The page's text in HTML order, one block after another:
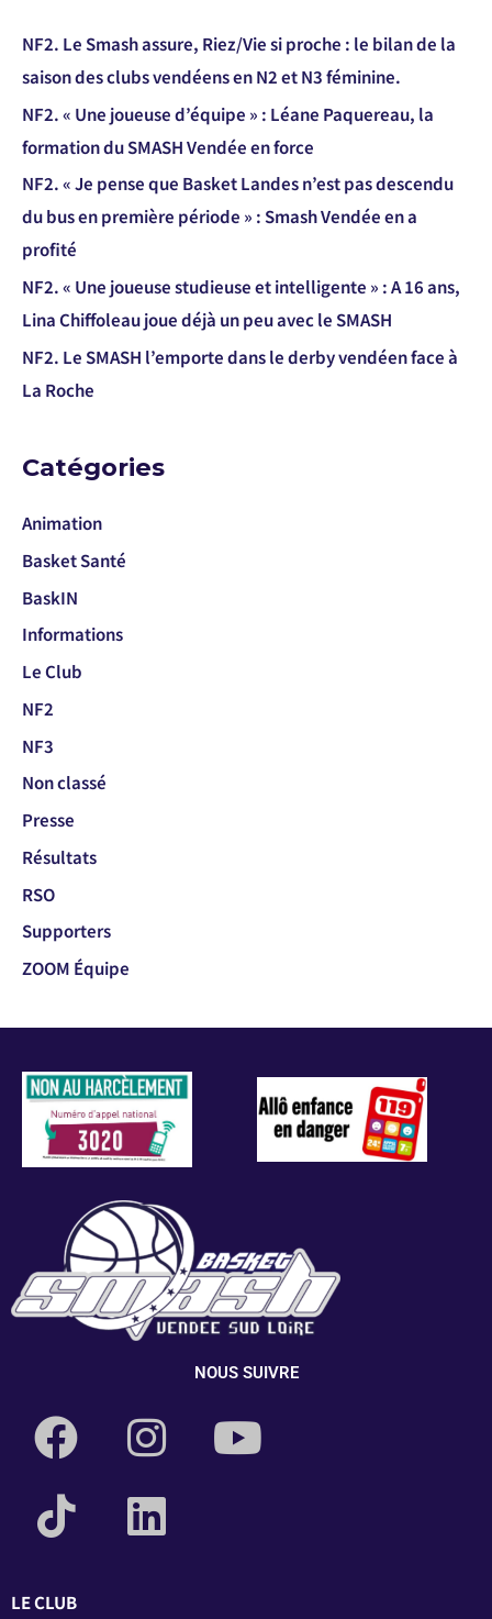
NF2. Le Smash assure, Riez/Vie si proche : le bilan de la
saison des clubs vendéens en N2 et N3 féminine.
NF2. « Une joueuse d’équipe » : Léane Paquereau, la
formation du SMASH Vendée en force
NF2. « Je pense que Basket Landes n’est pas descendu
du bus en première période » : Smash Vendée en a
profité
NF2. « Une joueuse studieuse et intelligente » : A 16 ans,
Lina Chiffoleau joue déjà un peu avec le SMASH
NF2. Le SMASH l’emporte dans le derby vendéen face à
La Roche
Catégories
Animation
Basket Santé
BaskIN
Informations
Le Club
NF2
NF3
Non classé
Presse
Résultats
RSO
Supporters
ZOOM Équipe
NOUS SUIVRE
LE CLUB